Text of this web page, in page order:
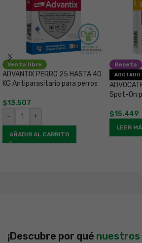
Venta libre
ADVANTIX PERRO 25 HASTA 40
KG Antiparasitario para perros
$13.507
-
+
AÑADIR AL CARRITO
Receta
AGOTADO
Spot-On
$15.449
LEER
¡Descubre por qué nuestros